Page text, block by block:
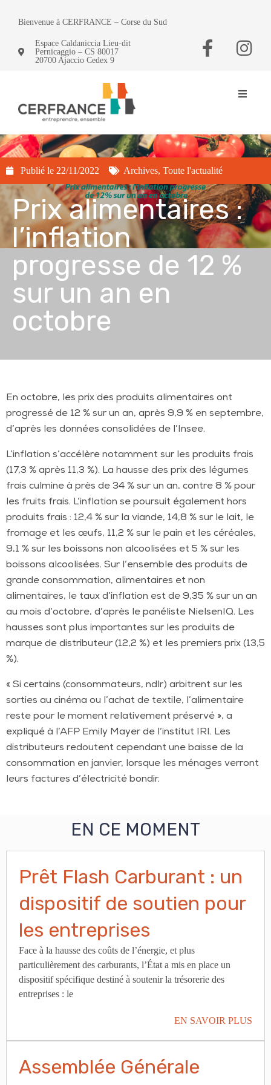
Bienvenue à CERFRANCE – Corse du Sud
Espace Caldaniccia Lieu-dit
Pernicaggio – CS 80017
20700 Ajaccio Cedex 9
Publié le 22/11/2022 Archives, Toute l'actualité
Prix alimentaires :
l’inflation
progresse de 12 %
sur un an en
octobre
En octobre, les prix des produits alimentaires ont
progressé de 12 % sur un an, après 9,9 % en septembre,
d’après les données consolidées de l’Insee.
L’inflation s’accélère notamment sur les produits frais
(17,3 % après 11,3 %). La hausse des prix des légumes
frais culmine à près de 34 % sur un an, contre 8 % pour
les fruits frais. L’inflation se poursuit également hors
produits frais : 12,4 % sur la viande, 14,8 % sur le lait, le
fromage et les œufs, 11,2 % sur le pain et les céréales,
9,1 % sur les boissons non alcoolisées et 5 % sur les
boissons alcoolisées. Sur l’ensemble des produits de
grande consommation, alimentaires et non
alimentaires, le taux d’inflation est de 9,35 % sur un an
au mois d’octobre, d’après le panéliste NielsenIQ. Les
hausses sont plus importantes sur les produits de
marque de distributeur (12,2 %) et les premiers prix (13,5
%).
« Si certains (consommateurs, ndlr) arbitrent sur les
sorties au cinéma ou l’achat de textile, l’alimentaire
reste pour le moment relativement préservé », a
expliqué à l’AFP Emily Mayer de l’institut IRI. Les
distributeurs redoutent cependant une baisse de la
consommation en janvier, lorsque les ménages verront
leurs factures d’électricité bondir.
EN CE MOMENT
Prêt Flash Carburant : un
dispositif de soutien pour
les entreprises
Face à la hausse des coûts de l’énergie, et plus
particulièrement des carburants, l’État a mis en place un
dispositif spécifique destiné à soutenir la trésorerie des
entreprises : le
EN SAVOIR PLUS
Assemblée Générale